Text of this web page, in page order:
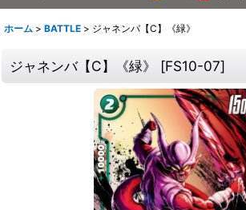
ホーム > BATTLE > ジャネンバ【C】《緑》
ジャネンバ【C】《緑》 [FS10-07]